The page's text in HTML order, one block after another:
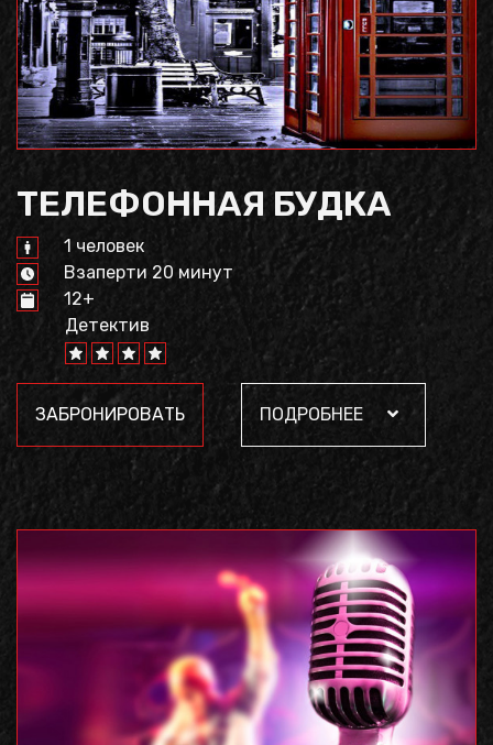
ТЕЛЕФОННАЯ БУДКА
1 человек
Взаперти 20 минут
12+
Детектив
ЗАБРОНИРОВАТЬ ПОДРОБНЕЕ